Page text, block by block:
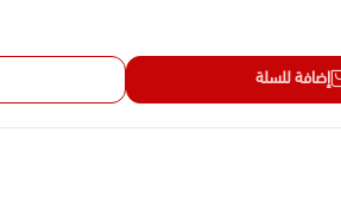
إضافة للسلة